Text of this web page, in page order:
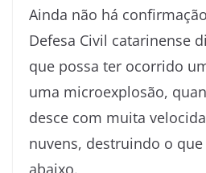
Ainda não há
Defesa Civil catarinense
que possa ter ocorrido
uma microexplosão,
desce com muita
nuvens, destruindo o
abaixo.